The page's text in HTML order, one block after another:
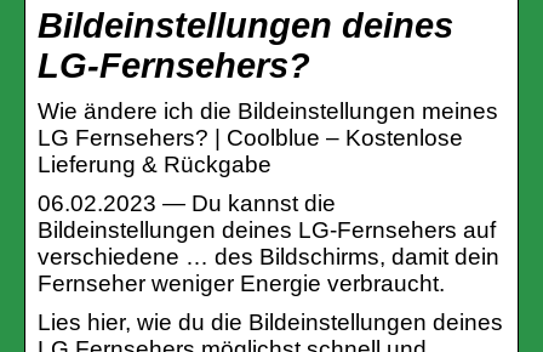
Bildeinstellungen deines
LG-Fernsehers?
Wie ändere ich die Bildeinstellungen meines
LG Fernsehers? | Coolblue – Kostenlose
Lieferung & Rückgabe
06.02.2023 — Du kannst die
Bildeinstellungen deines LG-Fernsehers auf
verschiedene … des Bildschirms, damit dein
Fernseher weniger Energie verbraucht.
Lies hier, wie du die Bildeinstellungen deines